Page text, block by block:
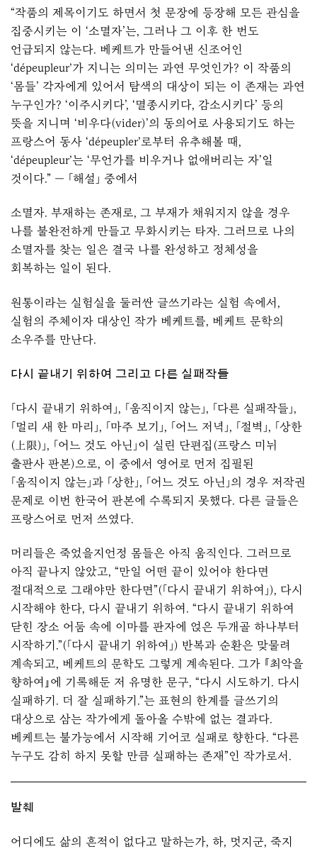
“작품의 제목이기도 하면서 첫 문장에 등장해 모든 관심을
집중시키는 이 ‘소멸자’는, 그러나 그 이후 한 번도
언급되지 않는다. 베케트가 만들어낸 신조어인
‘dépeupleur’가 지니는 의미는 과연 무엇인가? 이 작품의
‘몸들’ 각자에게 있어서 탐색의 대상이 되는 이 존재는 과연
누구인가? ‘이주시키다’, ‘멸종시키다, 감소시키다’ 등의
뜻을 지니며 ‘비우다(vider)’의 동의어로 사용되기도 하는
프랑스어 동사 ‘dépeupler’로부터 유추해볼 때,
‘dépeupleur’는 ‘무언가를 비우거나 없애버리는 자’일
것이다.” — 「해설」 중에서
소멸자. 부재하는 존재로, 그 부재가 채워지지 않을 경우
나를 불완전하게 만들고 무화시키는 타자. 그러므로 나의
소멸자를 찾는 일은 결국 나를 완성하고 정체성을
회복하는 일이 된다.
원통이라는 실험실을 둘러싼 글쓰기라는 실험 속에서,
실험의 주체이자 대상인 작가 베케트를, 베케트 문학의
소우주를 만난다.
다시 끝내기 위하여 그리고 다른 실패작들
「다시 끝내기 위하여」, 「움직이지 않는」, 「다른 실패작들」,
「멀리 새 한 마리」, 「마주 보기」, 「어느 저녁」, 「절벽」, 「상한
(上限)」, 「어느 것도 아닌」이 실린 단편집(프랑스 미뉘
출판사 판본)으로, 이 중에서 영어로 먼저 집필된
「움직이지 않는」과 「상한」, 「어느 것도 아닌」의 경우 저작권
문제로 이번 한국어 판본에 수록되지 못했다. 다른 글들은
프랑스어로 먼저 쓰였다.
머리들은 죽었을지언정 몸들은 아직 움직인다. 그러므로
아직 끝나지 않았고, “만일 어떤 끝이 있어야 한다면
절대적으로 그래야만 한다면”(「다시 끝내기 위하여」), 다시
시작해야 한다, 다시 끝내기 위하여. “다시 끝내기 위하여
닫힌 장소 어둠 속에 이마를 판자에 얹은 두개골 하나부터
시작하기.”(「다시 끝내기 위하여」) 반복과 순환은 맞물려
계속되고, 베케트의 문학도 그렇게 계속된다. 그가 『최악을
향하여』에 기록해둔 저 유명한 문구, “다시 시도하기. 다시
실패하기. 더 잘 실패하기.”는 표현의 한계를 글쓰기의
대상으로 삼는 작가에게 돌아올 수밖에 없는 결과다.
베케트는 불가능에서 시작해 기어코 실패로 향한다. “다른
누구도 감히 하지 못할 만큼 실패하는 존재”인 작가로서.
발췌
어디에도 삶의 흔적이 없다고 말하는가, 하, 멋지군, 죽지